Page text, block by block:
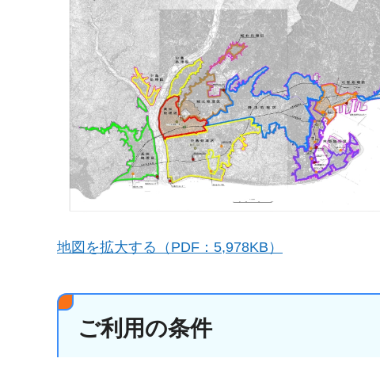
地図を拡大する（PDF：5,978KB）
ご利用の条件